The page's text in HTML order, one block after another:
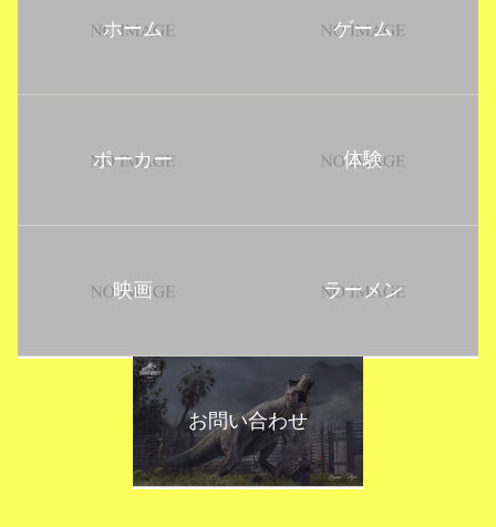
ホーム ゲーム
ポーカー 体験
映画 ラーメン
お問い合わせ